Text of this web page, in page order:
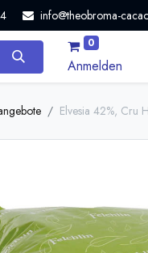
info@theobroma-
0
Anmelden
Elvesia 42%, Cru